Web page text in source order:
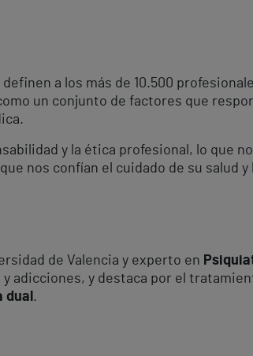
a los más de 10.500
un conjunto de factores que
y la ética profesional, lo que
nos confían el cuidado de su salud
de Valencia y experto en
adicciones, y destaca por el
dual .